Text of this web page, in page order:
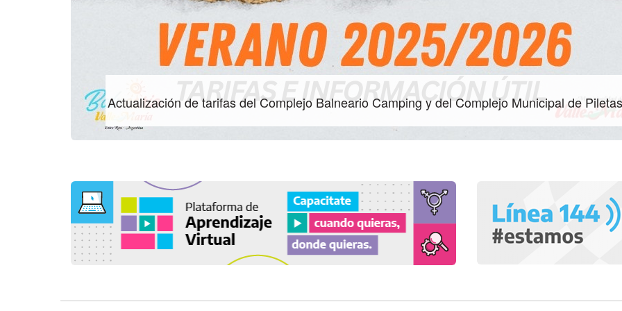
Actualización de tarifas del Complejo Balneario Camping y del Complejo Municipal de Piletas